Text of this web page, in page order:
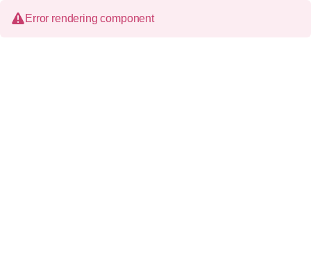
Error rendering component